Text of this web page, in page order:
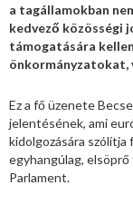
a tagállamokban
kedvező közösségi
támogatására
önkormányzatokat,
Ez a fő üzenete
jelentésének, ami
kidolgozására szólítja
egyhangúlag,
Parlament.